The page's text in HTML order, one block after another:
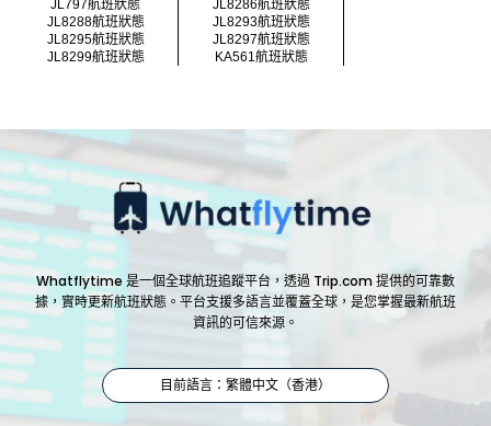
JL797航班狀態
JL8286航班狀態
JL8288航班狀態
JL8293航班狀態
JL8295航班狀態
JL8297航班狀態
JL8299航班狀態
KA561航班狀態
Whatflytime 是一個全球航班追蹤平台，透過 Trip.com 提供的可靠數
據，實時更新航班狀態。平台支援多語言並覆蓋全球，是您掌握最新航班
資訊的可信來源。
目前語言：繁體中文（香港）